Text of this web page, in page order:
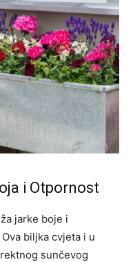
i Otpornost
jarke boje i
biljka cvjeta i u
sunčevog